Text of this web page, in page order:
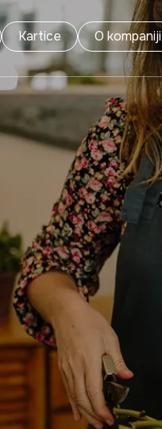
Kartice O kompaniji